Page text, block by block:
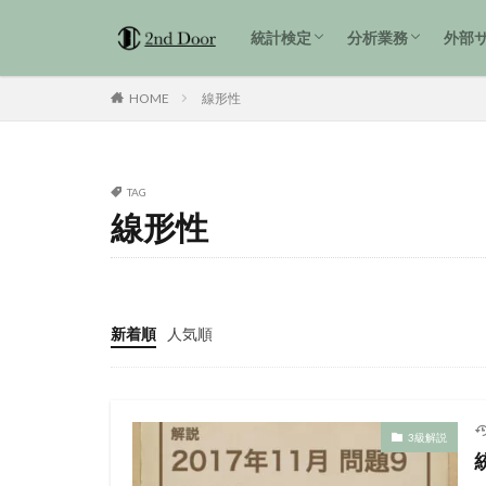
統計検定
1級解説
準1級解説
2級解説
統計検定3級 過去問解説
分析業務
tidyverse
外部
HOME 線形性
TAG
線形性
新着順 人気順
3級解説